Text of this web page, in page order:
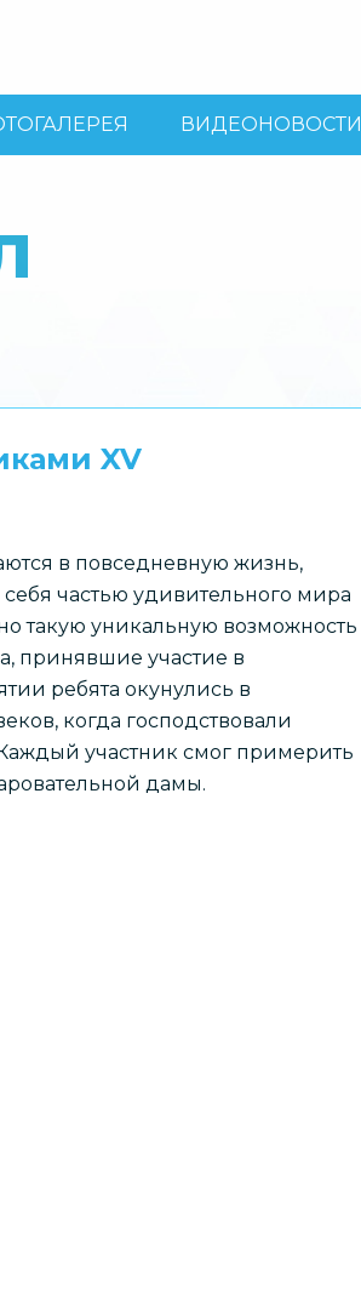
ВИДЕОНОВОСТИ
XV
в повседневную жизнь,
частью удивительного мира
такую уникальную возможность
принявшие участие в
ребята окунулись в
когда господствовали
участник смог примерить
дамы.